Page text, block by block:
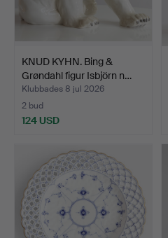
KNUD KYHN. Bing &
Grøndahl figur Isbjörn n…
Klubbades 8 jul 2026
2 bud
124 USD